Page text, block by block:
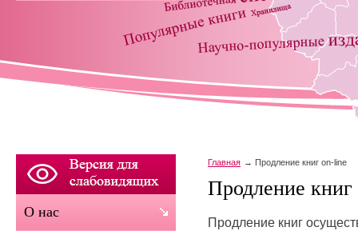
Главная Продление книг on-line
Продление
Продление книг
О нас